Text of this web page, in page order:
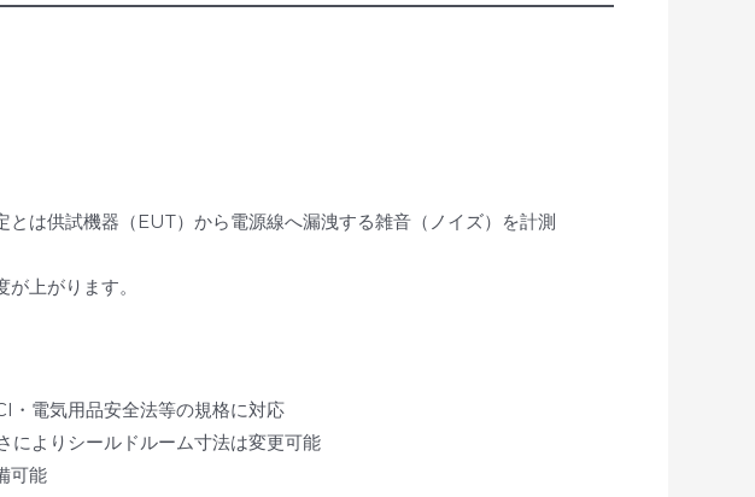
とは供試機器（EUT）から電源線へ漏洩する雑音（ノイズ）を計測
上がります。
・電気用品安全法等の規格に対応
によりシールドルーム寸法は変更可能
可能